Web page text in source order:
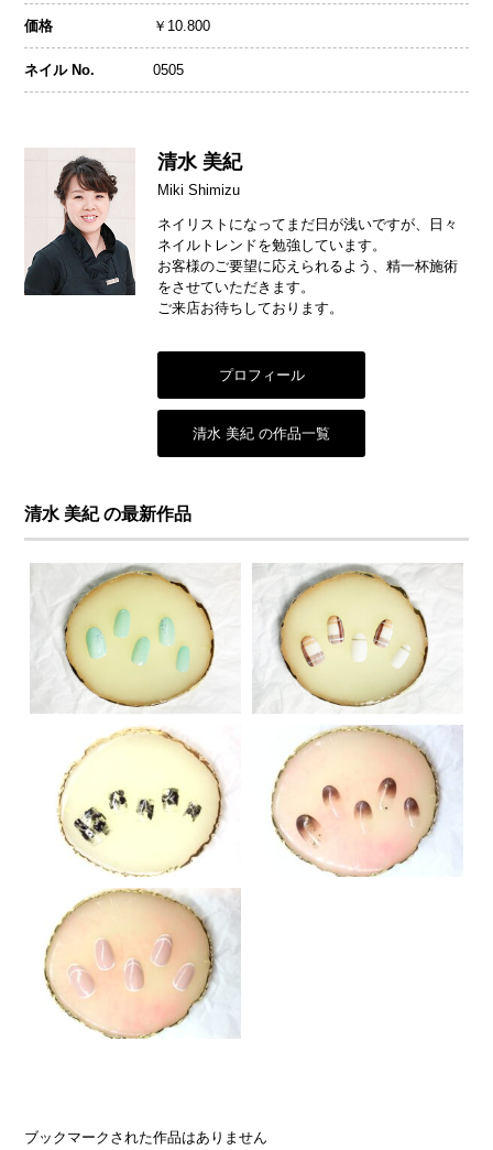
価格 ￥10.800
ネイル No. 0505
清水 美紀
Miki Shimizu
ネイリストになってまだ日が浅いですが、日々
ネイルトレンドを勉強しています。
お客様のご要望に応えられるよう、精一杯施術
をさせていただきます。
ご来店お待ちしております。
プロフィール
清水 美紀 の作品一覧
清水 美紀 の最新作品
ブックマークされた作品はありません